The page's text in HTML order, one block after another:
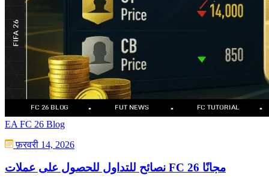
EA FC 26 Blog
फ़रवरी 14, 2026
نصائح للتداول للحصول على عملات FC 26 مجانًا